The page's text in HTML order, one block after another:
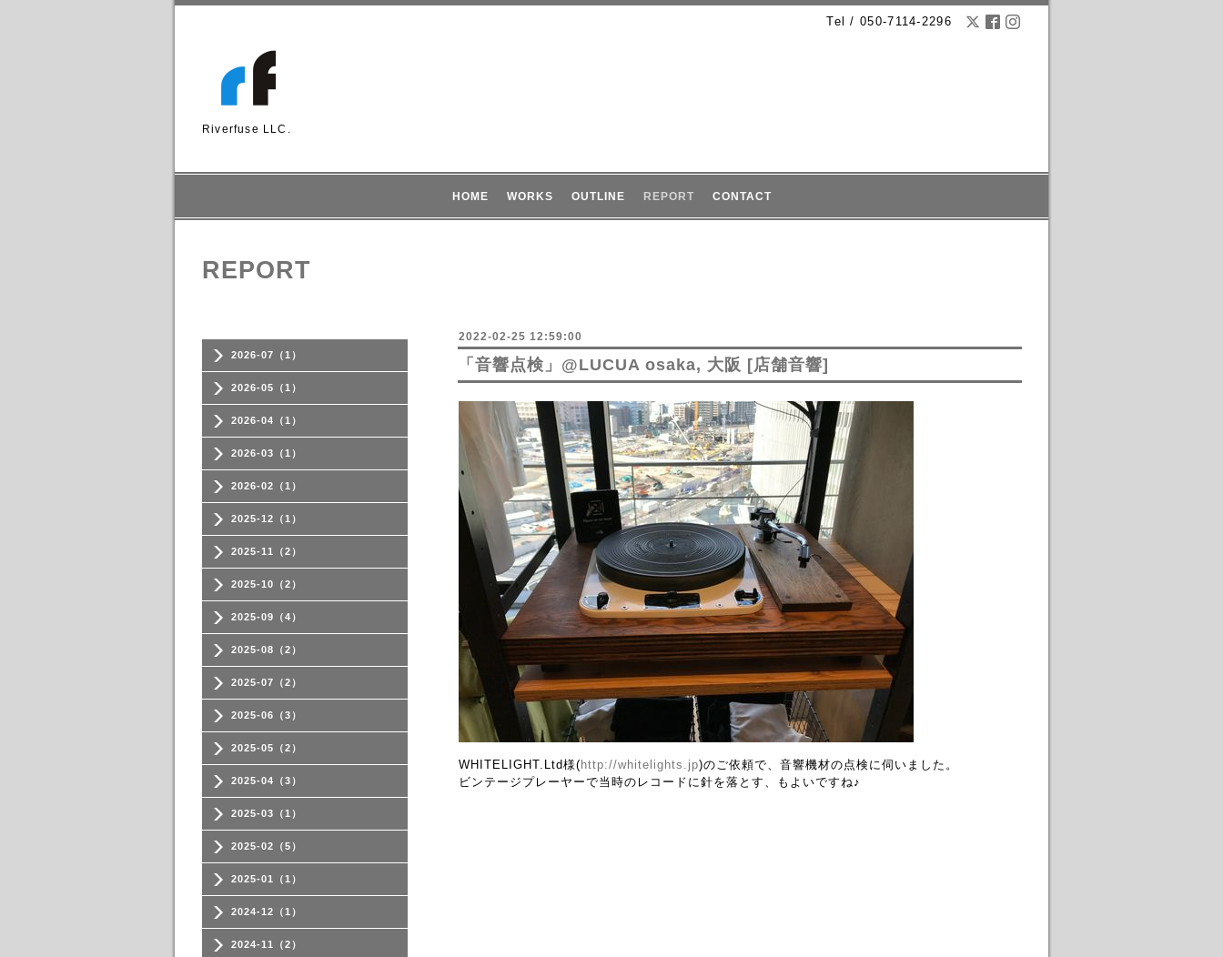
Tel / 050-7114-2296
Riverfuse LLC.
HOME WORKS OUTLINE REPORT CONTACT
2026-07（1）
2026-05（1）
2026-04（1）
2026-03（1）
2026-02（1）
2025-12（1）
2025-11（2）
2025-10（2）
2025-09（4）
2025-08（2）
2025-07（2）
2025-06（3）
2025-05（2）
2025-04（3）
2025-03（1）
2025-02（5）
2025-01（1）
2024-12（1）
2024-11（2）
REPORT
2022-02-25 12:59:00
「音響点検」@LUCUA osaka, 大阪 [店舗音響]
WHITELIGHT.Ltd様( http://whitelights.jp)のご依頼で、音響機材の点検に伺いました。
ビンテージプレーヤーで当時のレコードに針を落とす、もよいですね♪